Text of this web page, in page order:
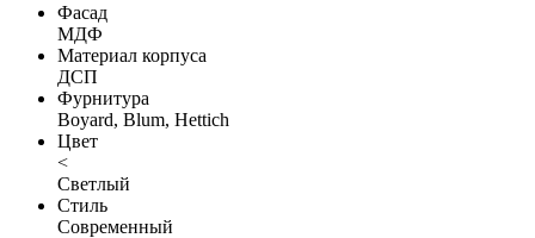
Фасад
МДФ
Материал корпуса
ДСП
Фурнитура
Boyard, Blum, Hettich
Цвет
<
Светлый
Стиль
Современный